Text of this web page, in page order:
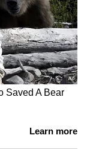
7.75
കൊച്ചു